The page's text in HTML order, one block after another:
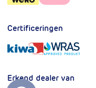
Certificeringen
Erkend dealer van